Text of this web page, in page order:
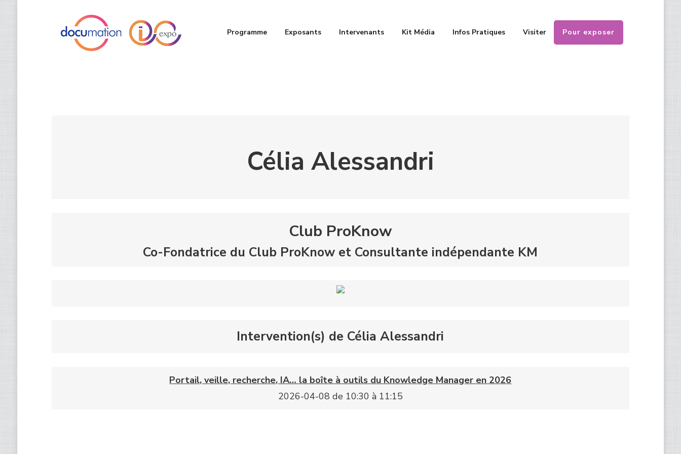
Programme Exposants Intervenants Kit Média Infos Pratiques Visiter Pour exposer
Célia Alessandri
Club ProKnow
Co-Fondatrice du Club ProKnow et Consultante indépendante KM
Intervention(s) de Célia Alessandri
Portail, veille, recherche, IA… la boîte à outils du Knowledge Manager en 2026
2026-04-08 de 10:30 à 11:15